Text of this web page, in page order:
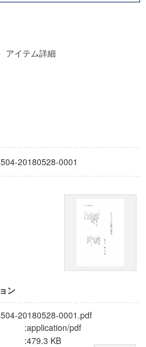
スティテュート
果報告書
グプログラム「超成熟社会発展のサ
アイテム詳細
20180528-0001
ン
20180528-0001.pdf
:application/pdf
:479.3 KB